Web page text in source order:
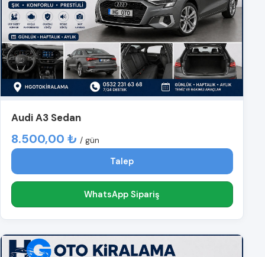
Audi A3 Sedan
8.500,00 ₺ / gün
Talep
WhatsApp Sipariş